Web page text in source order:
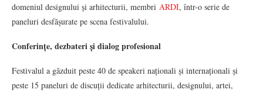
domeniul designului și arhitecturii, membri ARDI, într-o serie de
paneluri desfășurate pe scena festivalului.
Conferințe, dezbateri și dialog profesional
Festivalul a găzduit peste 40 de speakeri naționali și internaționali și
peste 15 paneluri de discuții dedicate arhitecturii, designului, artei,